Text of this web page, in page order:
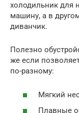
холодильник для
машину, а в
диванчик.
Полезно
же если
по-разному:
Мягкий
Плавные